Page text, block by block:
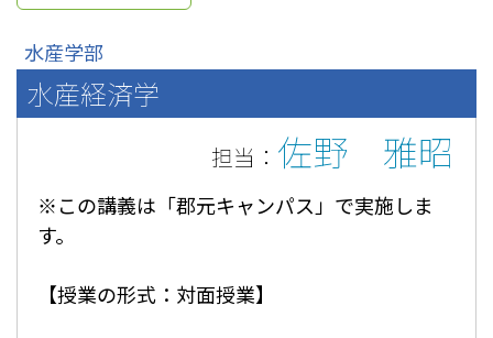
水産学部
水産経済学
担当： 佐野 雅昭
※この講義は「郡元キャンパス」で実施しま
す。
【授業の形式：対面授業】